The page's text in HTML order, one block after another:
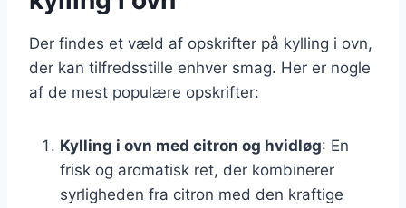
Der findes et væld af opskrifter på kylling i ovn,
der kan tilfredsstille enhver smag. Her er nogle
af de mest populære opskrifter:
Kylling i ovn med citron og hvidløg: En
frisk og aromatisk ret, der kombinerer
syrligheden fra citron med den kraftige